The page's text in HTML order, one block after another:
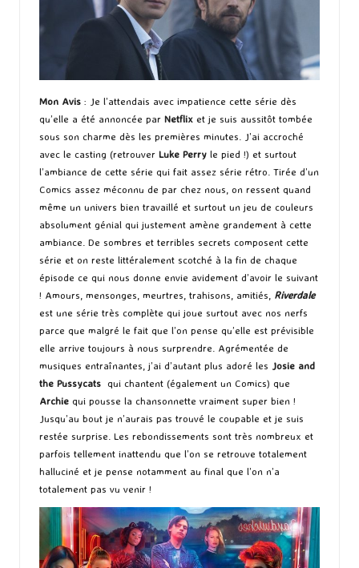
Mon Avis : Je l’attendais avec impatience cette série dès
qu’elle a été annoncée par Netflix et je suis aussitôt tombée
sous son charme dès les premières minutes. J’ai accroché
avec le casting (retrouver Luke Perry le pied !) et surtout
l’ambiance de cette série qui fait assez série rétro. Tirée d’un
Comics assez méconnu de par chez nous, on ressent quand
même un univers bien travaillé et surtout un jeu de couleurs
absolument génial qui justement amène grandement à cette
ambiance. De sombres et terribles secrets composent cette
série et on reste littéralement scotché à la fin de chaque
épisode ce qui nous donne envie avidement d’avoir le suivant
! Amours, mensonges, meurtres, trahisons, amitiés, Riverdale
est une série très complète qui joue surtout avec nos nerfs
parce que malgré le fait que l’on pense qu’elle est prévisible
elle arrive toujours à nous surprendre. Agrémentée de
musiques entraînantes, j’ai d’autant plus adoré les Josie and
the Pussycats qui chantent (également un Comics) que
Archie qui pousse la chansonnette vraiment super bien !
Jusqu’au bout je n’aurais pas trouvé le coupable et je suis
restée surprise. Les rebondissements sont très nombreux et
parfois tellement inattendu que l’on se retrouve totalement
halluciné et je pense notamment au final que l’on n’a
totalement pas vu venir !